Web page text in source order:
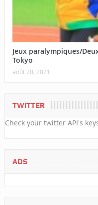
Jeux paralympiques/
Tokyo
août 20, 2021
TWITTER
Check your twitter API's
ADS